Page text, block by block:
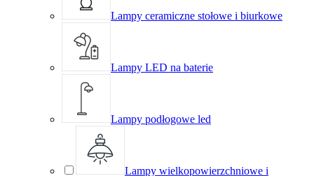
Lampy ceramiczne stołowe i biurkowe
Lampy LED na baterie
Lampy podłogowe led
Lampy wielkopowierzchniowe i